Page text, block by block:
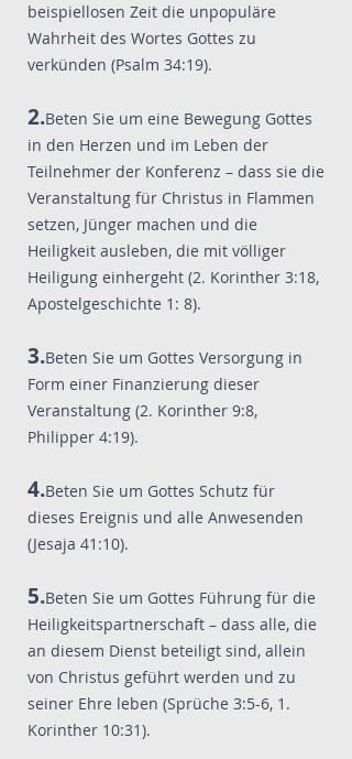
beispiellosen Zeit die unpopuläre
Wahrheit des Wortes Gottes zu
verkünden (Psalm 34:19).
2.Beten Sie um eine Bewegung Gottes
in den Herzen und im Leben der
Teilnehmer der Konferenz – dass sie die
Veranstaltung für Christus in Flammen
setzen, Jünger machen und die
Heiligkeit ausleben, die mit völliger
Heiligung einhergeht (2. Korinther 3:18,
Apostelgeschichte 1: 8).
3.Beten Sie um Gottes Versorgung in
Form einer Finanzierung dieser
Veranstaltung (2. Korinther 9:8,
Philipper 4:19).
4.Beten Sie um Gottes Schutz für
dieses Ereignis und alle Anwesenden
(Jesaja 41:10).
5.Beten Sie um Gottes Führung für die
Heiligkeitspartnerschaft – dass alle, die
an diesem Dienst beteiligt sind, allein
von Christus geführt werden und zu
seiner Ehre leben (Sprüche 3:5-6, 1.
Korinther 10:31).